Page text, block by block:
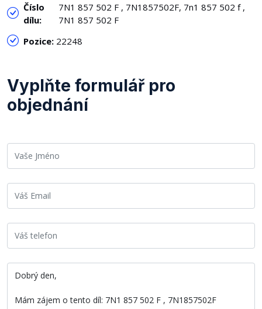
Číslo
dílu:
7N1 857 502 F , 7N1857502F, 7n1 857 502 f ,
7N1 857 502 F
Pozice: 22248
Vyplňte formulář pro
objednání